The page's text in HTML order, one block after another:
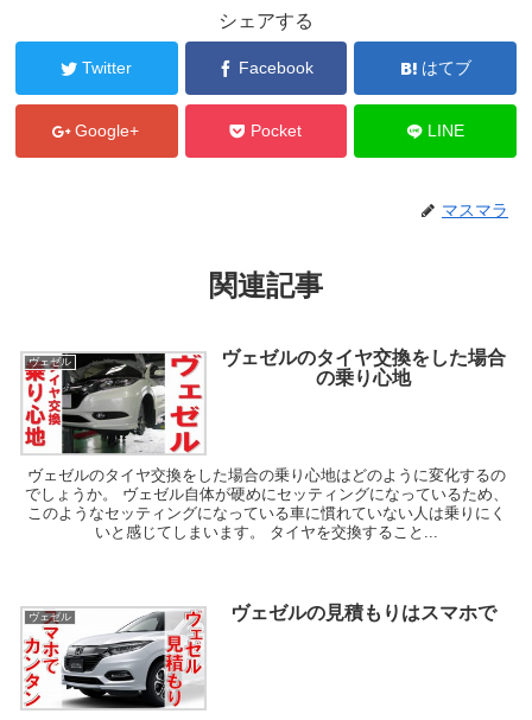
シェアする
Twitter Facebook はてブ
Google+ Pocket LINE
マスマラ
関連記事
ヴェゼル
ヴェゼルのタイヤ交換をした場合
の乗り心地
ヴェゼルのタイヤ交換をした場合の乗り心地はどのように変化するの
でしょうか。 ヴェゼル自体が硬めにセッティングになっているため、
このようなセッティングになっている車に慣れていない人は乗りにく
いと感じてしまいます。 タイヤを交換すること...
ヴェゼル ヴェゼルの見積もりはスマホで